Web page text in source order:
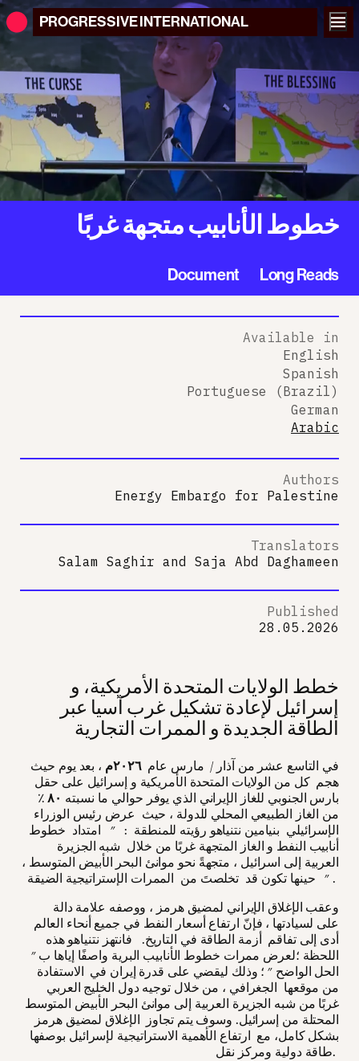
PROGRESSIVEINTERNATIONAL
خطوط الأنابيب متجهة غربًا
Document Long Reads
خطط الولايات المتحدة الأمريكية، و
إسرائيل لإعادة تشكيل غرب آسيا عبر
الطاقة الجديدة و الممرات التجارية
في التاسع عشر من آذار / مارس عام٢٠٢٦م
، بعد يوم حيث
هجم كل من الولايات المتحدة الأمريكية و إسرائيل على حقل
بارس الجنوبي للغاز الإيراني الذي يوفر حوالي ما نسبته ٨٠٪
من الغاز الطبيعي المحلي للدولة ، حيث عرض رئيس الوزراء
الإسرائيلي بنيامين نتنياهو رؤيته للمنطقة : " امتداد خطوط
أنابيب النفط و الغاز المتجهة غربًا من خلال شبه الجزيرة
العربية إلى اسرائيل ، متجهةً نحو موانئ البحر الأبيض المتوسط ،
حينها تكون قد تخلصتَ من الممرات الإستراتيجية الضيقة " .
على لسيادتها ، فإنّ ارتفاع أسعار النفط في جميع أنحاء العالم
أدى إلى تفاقم أزمة الطاقة في التاريخ. فانتهز نتنياهو هذه
اللحظة ؛لعرض ممرات خطوط الأنابيب البرية واصفًا إياها ب "
الحل الواضح " ؛ وذلك ليقضي على قدرة إيران في الاستفادة
من موقعها الجغرافي ، من خلال توجيه دول الخليج العربي
غربًا من شبه الجزيرة العربية إلى موانئ البحر الأبيض المتوسط
المحتلة من إسرائيل. وسوف يتم تجاوز الإغلاق لمضيق هرمز
بشكل كامل، مع ارتفاع الأهمية الاستراتيجية لإسرائيل بوصفها
طاقة دولية ومركز نقل.
Available in
English
Spanish
Portuguese (Brazil)
German
Arabic
Authors
Energy Embargo for Palestine
Translators
Salam Saghir and Saja Abd Daghameen
Published
28.05.2026